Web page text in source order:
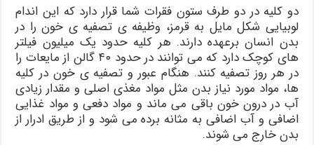
دو کلیه در دو طرف ستون فقرات شما قرار دارد که این اندام
لوبیایی شکل مایل به قرمز، وظیفه ی تصفیه ی خون را در
بدن انسان برعهده دارند. هر کلیه حدود یک میلیون فیلتر
های کوچک دارد که می توانند در حدود ۴۰ گالن از مایعات را
در هر روز تصفیه کنند. هنگام عبور و تصفیه ی خون در کلیه
ها، مواد مورد نیاز بدن مثل مواد مغذی اصلی و مقدار زیادی
آب در درون خون باقی می ماند و مواد دفعی و مواد غذایی
اضافی و آب اضافی به مثانه برده می شود و از طریق ادرار از
بدن خارج می شوند.